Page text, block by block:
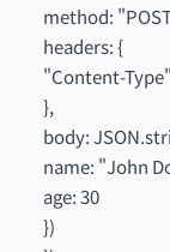
method:
headers: {
"Content-
},
body:
name: "John
age: 30
})